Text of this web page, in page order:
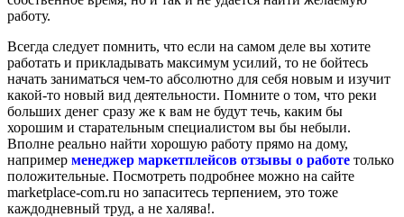
работу.
Всегда следует помнить, что если на самом деле вы хотите
работать и прикладывать максимум усилий, то не бойтесь
начать заниматься чем-то абсолютно для себя новым и изучит
какой-то новый вид деятельности. Помните о том, что реки
больших денег сразу же к вам не будут течь, каким бы
хорошим и старательным специалистом вы бы небыли.
Вполне реально найти хорошую работу прямо на дому,
например менеджер маркетплейсов отзывы о работе только
положительные. Посмотреть подробнее можно на сайте
marketplace-com.ru но запаситесь терпением, это тоже
каждодневный труд, а не халява!.